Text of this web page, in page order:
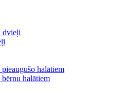
dvieļi
halātiem
halātiem